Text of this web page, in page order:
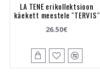
LA TENE erikollektsioon
käekett meestele "TERVIS"
26.50€